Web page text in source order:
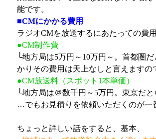
能です。
■CMにかかる費用
ラジオCMを放送するにあたっての費
●CM制作費
└地方局は5万円～10万円～。首都圏
かりその費用は天上なしと言えますの
●CM放送料（スポット1本単価）
└地方局は＠数千円～5万円。東京だ
…でもお見積りを依頼いただくのが一
ちょっと詳しい話をすると、基本、